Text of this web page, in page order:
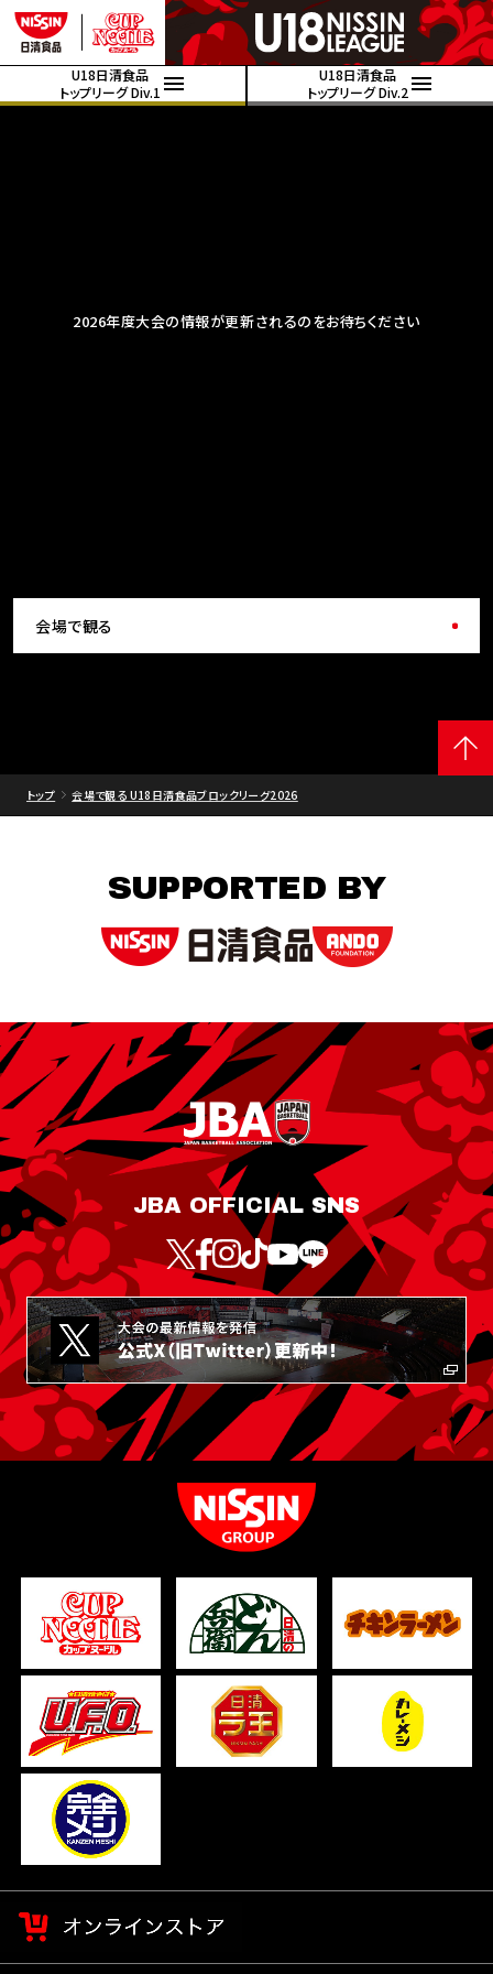
U18日清食品
トップリーグ Div.1
U18日清食品
トップリーグ Div.2
2026年度大会の情報が更新されるのをお待ちください
会場で観る
トップ 会場で観る U18日清食品ブロックリーグ2026
SUPPORTED BY
JBA OFFICIAL SNS